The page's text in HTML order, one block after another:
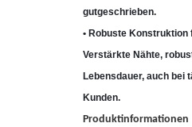
gutgeschrieben.
• Robuste
Verstärkte Nähte,
Lebensdauer, auch bei
Kunden.
Produktinformationen